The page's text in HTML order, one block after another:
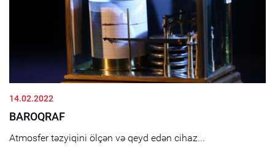
14.02.2022
BAROQRAF
Atmosfer təzyiqini ölçən və qeyd edən cihaz...